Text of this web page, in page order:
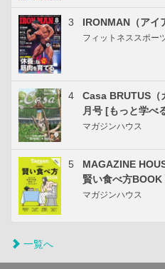
3 IRONMAN（アイ
フィットネススポー
4
Casa BRUTUS（
月号 [もっと学べ
マガジンハウス
5
MAGAZINE
賢い食べ方
マガジンハウス
一覧へ